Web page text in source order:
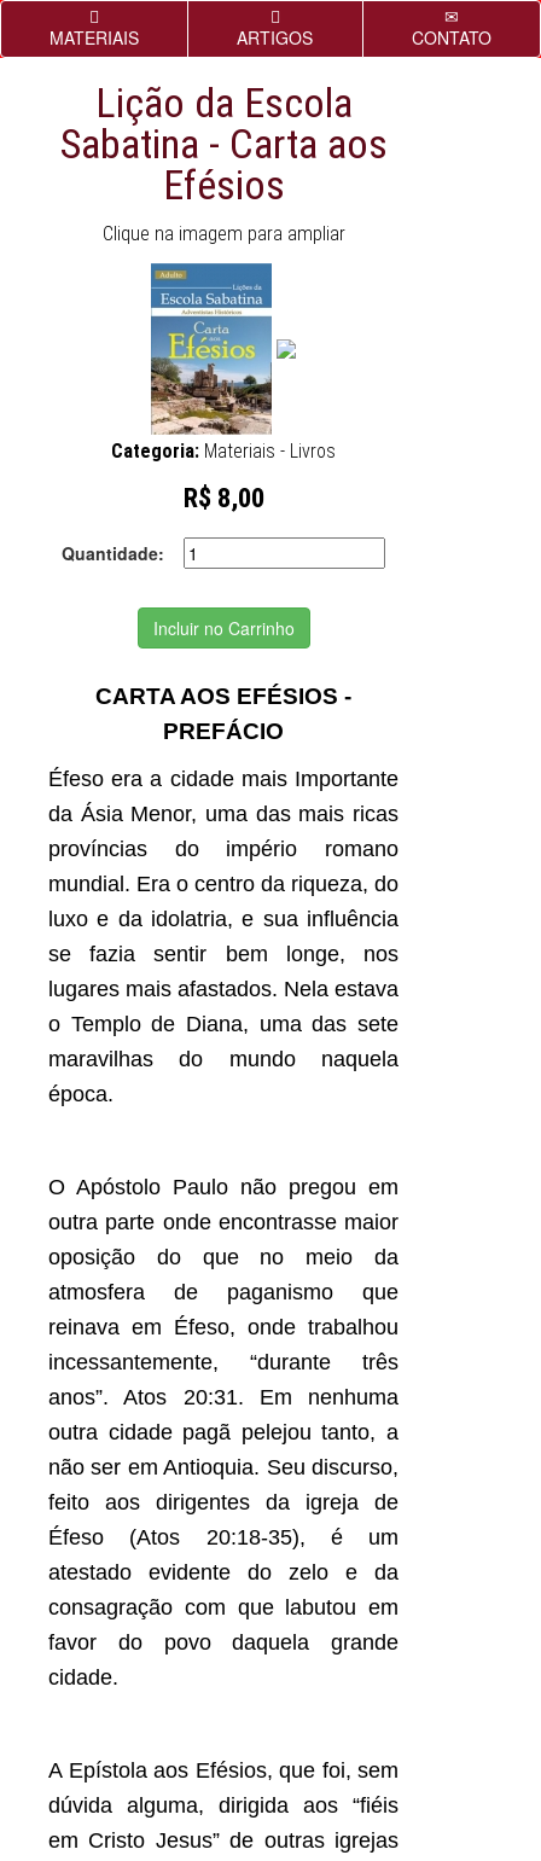
MATERIAIS ARTIGOS CONTATO
Lição da Escola
Sabatina - Carta aos
Efésios
Clique na imagem para ampliar
Categoria: Materiais - Livros
R$ 8,00
Quantidade:
Incluir no Carrinho
CARTA AOS EFÉSIOS -
PREFÁCIO
Éfeso era a cidade mais Importante
da Ásia Menor, uma das mais ricas
províncias do império romano
mundial. Era o centro da riqueza, do
luxo e da idolatria, e sua influência
se fazia sentir bem longe, nos
lugares mais afastados. Nela estava
o Templo de Diana, uma das sete
maravilhas do mundo naquela
época.
O Apóstolo Paulo não pregou em
outra parte onde encontrasse maior
oposição do que no meio da
atmosfera de paganismo que
reinava em Éfeso, onde trabalhou
incessantemente, “durante três
anos”. Atos 20:31. Em nenhuma
outra cidade pagã pelejou tanto, a
não ser em Antioquia. Seu discurso,
feito aos dirigentes da igreja de
Éfeso (Atos 20:18-35), é um
atestado evidente do zelo e da
consagração com que labutou em
favor do povo daquela grande
cidade.
A Epístola aos Efésios, que foi, sem
dúvida alguma, dirigida aos “fiéis
em Cristo Jesus” de outras igrejas